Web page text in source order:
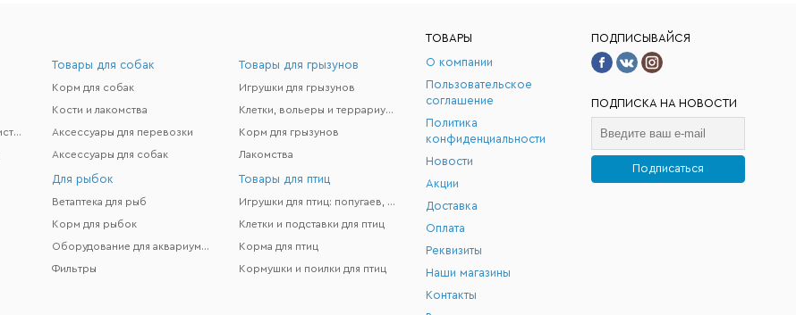
Гигиена и поддержание чистоты
Товары для собак
Корм для собак
Кости и лакомства
Аксессуары для перевозки
Аксессуары для собак
Товары для грызунов
Игрушки для грызунов
Клетки, вольеры и террариумы
Корм для грызунов
Лакомства
Для рыбок
Ветаптека для рыб
Корм для рыбок
Оборудование для аквариумов
Фильтры
Товары для птиц
Игрушки для птиц: попугаев, канареек и др.
Клетки и подставки для птиц
Корма для птиц
Кормушки и поилки для птиц
ТОВАРЫ
О компании
Пользовательское
соглашение
Политика
конфиденциальности
Новости
Акции
Доставка
Оплата
Реквизиты
Наши магазины
Контакты
ПОДПИСЫВАЙСЯ
ПОДПИСКА НА НОВОСТИ
Подписаться